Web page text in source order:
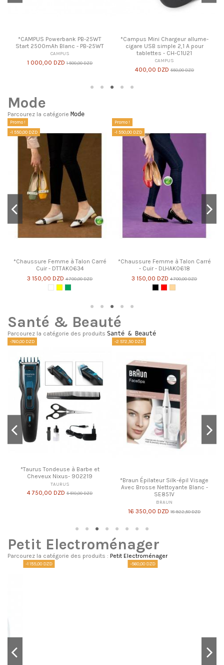
*CAMPUS Powerbank PB-25WT
Start 2500mAh Blanc - PB-25WT
CAMPUS
1 000,00 DZD 1 500,00 DZD
*Campus Mini Chargeur allume-
cigare USB simple 2,1 A pour
tablettes - CH-C1U21
CAMPUS
400,00 DZD 550,00 DZD
Mode
Parcourez la catégorie Mode
Promo !
-1 550,00 DZD
*Chaussure Femme à Talon Carré
Cuir - DTTAK0634
3 150,00 DZD 4 700,00 DZD
BlancJauneVert Militaire
Promo !
-1 550,00 DZD
*Chaussure Femme à Talon Carré
- Cuir - DLHAK0618
3 150,00 DZD 4 700,00 DZD
NoirRougeBeige
Santé & Beauté
Parcourez la catégorie des produits Santé & Beauté
-760,00 DZD
*Taurus Tondeuse à Barbe et
Cheveux Nixus- 902219
TAURUS
4 750,00 DZD 5 510,00 DZD
-2 572,50 DZD
*Braun Épilateur Silk-épil Visage
Avec Brosse Nettoyante Blanc -
SE851V
BRAUN
16 350,00 DZD 18 922,50 DZD
Petit Electroménager
Parcourez la catégorie des produits : Petit Electroménager
-1 155,00 DZD -560,00 DZD